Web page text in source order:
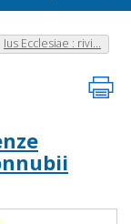
Ius Ecclesiae : rivi...